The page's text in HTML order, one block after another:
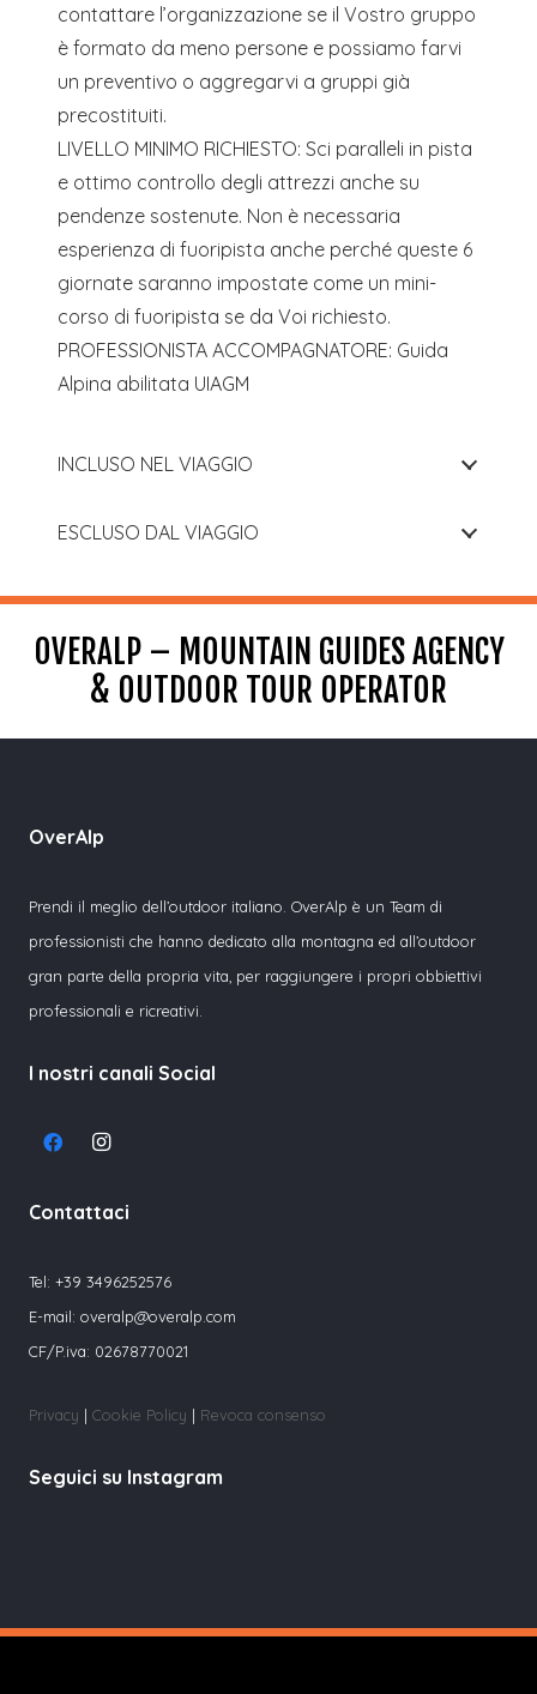
contattare l’organizzazione se il Vostro gruppo
è formato da meno persone e possiamo farvi
un preventivo o aggregarvi a gruppi già
precostituiti.
LIVELLO MINIMO RICHIESTO: Sci paralleli in pista
e ottimo controllo degli attrezzi anche su
pendenze sostenute. Non è necessaria
esperienza di fuoripista anche perché queste 6
giornate saranno impostate come un mini-
corso di fuoripista se da Voi richiesto.
PROFESSIONISTA ACCOMPAGNATORE: Guida
Alpina abilitata UIAGM
INCLUSO NEL VIAGGIO
ESCLUSO DAL VIAGGIO
OVERALP – MOUNTAIN GUIDES AGENCY
& OUTDOOR TOUR OPERATOR
OverAlp
Prendi il meglio dell’outdoor italiano. OverAlp è un Team di
professionisti che hanno dedicato alla montagna ed all’outdoor
gran parte della propria vita, per raggiungere i propri obbiettivi
professionali e ricreativi.
I nostri canali Social
Contattaci
Tel: +39 3496252576
E-mail: overalp@overalp.com
CF/P.iva: 02678770021
Privacy | Cookie Policy | Revoca consenso
Seguici su Instagram